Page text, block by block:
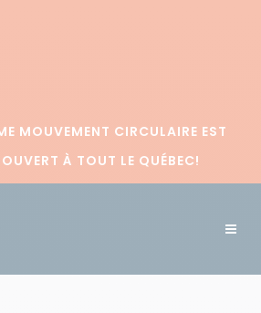
MOUVEMENT CIRCULAIRE EST
À TOUT LE QUÉBEC!